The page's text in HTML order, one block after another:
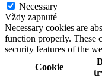
Necessary
Vždy zapnuté
Necessary cookies are
function properly. These
security features of the
Cookie